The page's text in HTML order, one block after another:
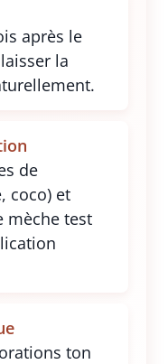
après le
la
de
coco) et
mèche test
ton